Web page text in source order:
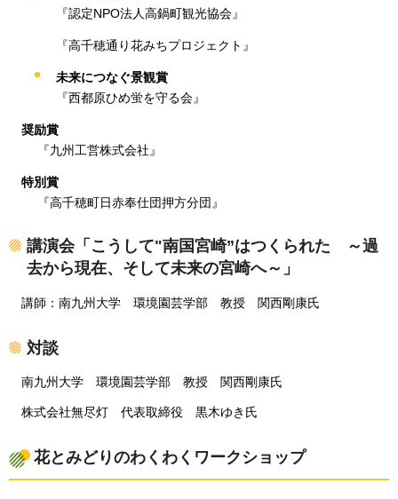
『認定NPO法人高鍋町観光協会』
『高千穂通り花みちプロジェクト』
未来につなぐ景観賞
『西都原ひめ蛍を守る会』
奨励賞
『九州工営株式会社 』
特別賞
『高千穂町日赤奉仕団押方分団 』
講演会「こうして"南国宮崎”はつくられた
～過
去から現在、そして未来の宮崎へ～ 」
講師 ：南九州大学 環境園芸学部 教授 関西剛康氏
対談
南九州 大学 環境園芸学部 教授 関西剛康氏
株式会社無尽灯 代表取締役 黒木ゆき氏
花とみどりのわくわくワークショップ